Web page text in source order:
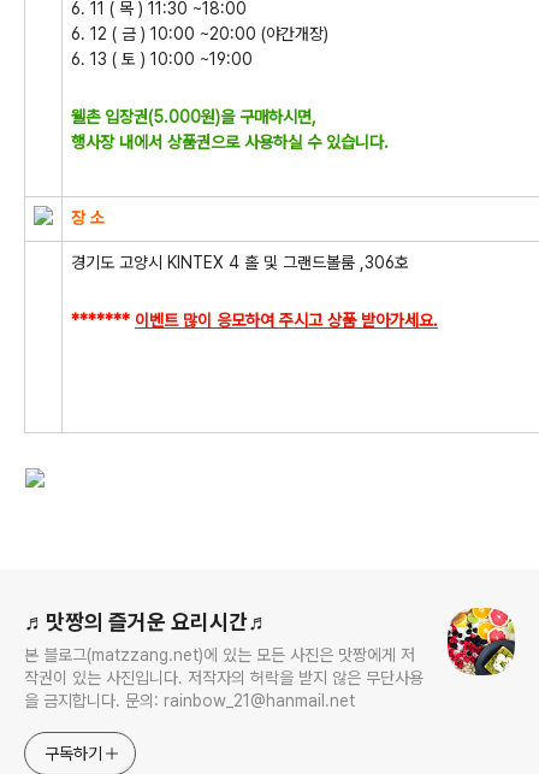
6. 11 ( 목 ) 11:30 ~18:00
6. 12 ( 금 ) 10:00 ~20:00 (야간개장)
6. 13 ( 토 ) 10:00 ~19:00
웰촌 입장권(5.000원)을 구매하시면,
행사장 내에서 상품권으로 사용하실 수 있습니다.
장 소
경기도 고양시 KINTEX 4 홀 및 그랜드볼룸 ,306호
******* 이벤트 많이 응모하여 주시고 상품 받아가세요.
♬맛짱의 즐거운 요리시간♬
본 블로그(matzzang.net)에 있는 모든 사진은 맛짱에게 저
작권이 있는 사진입니다. 저작자의 허락을 받지 않은 무단사용
을 금지합니다. 문의: rainbow_21@hanmail.net
구독하기